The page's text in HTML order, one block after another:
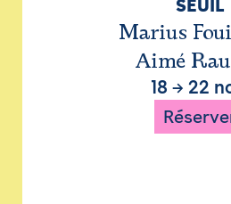
SEUIL
Marius
Aimé
18 → 22